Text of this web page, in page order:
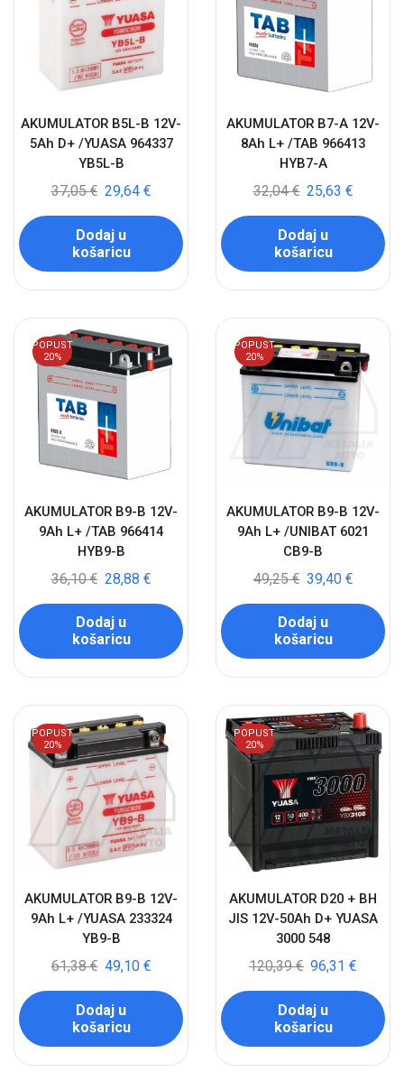
AKUMULATOR B5L-B 12V-
5Ah D+ /YUASA 964337
YB5L-B
37,05€ 29,64 €
Dodaj u
košaricu
AKUMULATOR B7-A 12V-
8Ah L+ /TAB 966413
HYB7-A
32,04€ 25,63 €
Dodaj u
košaricu
POPUST
20%
AKUMULATOR B9-B 12V-
9Ah L+ /TAB 966414
HYB9-B
36,10€ 28,88 €
Dodaj u
košaricu
POPUST
20%
AKUMULATOR B9-B 12V-
9Ah L+ /UNIBAT 6021
CB9-B
49,25€ 39,40 €
Dodaj u
košaricu
POPUST
20%
AKUMULATOR B9-B 12V-
9Ah L+ /YUASA 233324
YB9-B
61,38€ 49,10 €
Dodaj u
košaricu
POPUST
20%
AKUMULATOR D20 + BH
JIS 12V-50Ah D+ YUASA
3000 548
120,39€ 96,31 €
Dodaj u
košaricu